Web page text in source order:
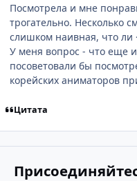
Посмотрела и мне
трогательно. Несколько
слишком наивная, что ли
У меня вопрос - что еще
посоветовали бы
корейских аниматоров
Цитата